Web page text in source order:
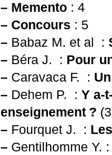
– Memento : 4
– Concours : 5
– Babaz M. et al :
– Béra J. : Pour
– Caravaca F. :
– Dehem P. : Y a-
enseignement ?
– Fourquet J. :
– Gentilhomme Y.